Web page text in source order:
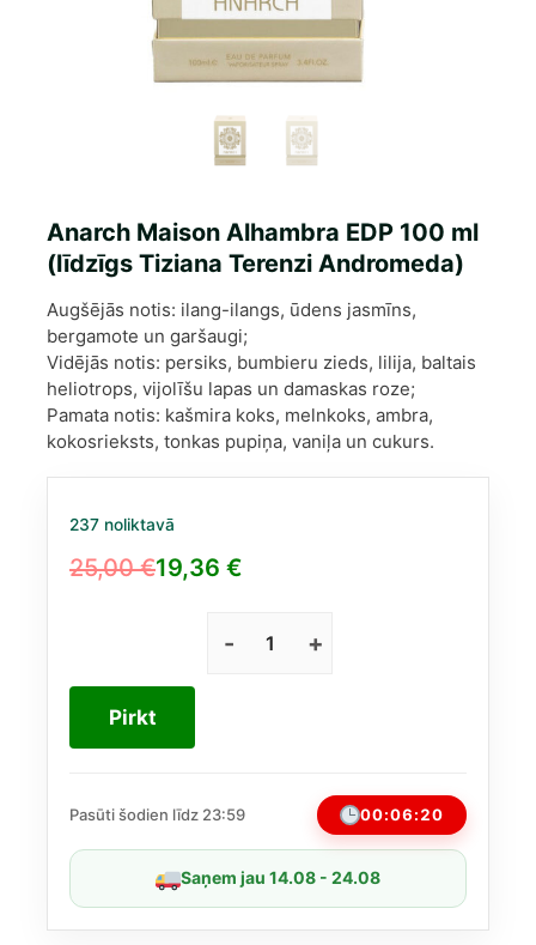
Anarch Maison Alhambra EDP 100 ml
(līdzīgs Tiziana Terenzi Andromeda)
Augšējās notis: ilang-ilangs, ūdens jasmīns,
bergamote un garšaugi;
Vidējās notis: persiks, bumbieru zieds, lilija, baltais
heliotrops, vijolīšu lapas un damaskas roze;
Pamata notis: kašmira koks, melnkoks, ambra,
kokosrieksts, tonkas pupiņa, vaniļa un cukurs.
237 noliktavā
25,00€
Original
25,00 €.
19,36 €
Current
19,36 €.
Anarch
(līdzīgs
Tiziana
Andromeda)
Pirkt
Pasūti šodien līdz 23:59 00:06:20
Saņem jau 14.08 - 24.08